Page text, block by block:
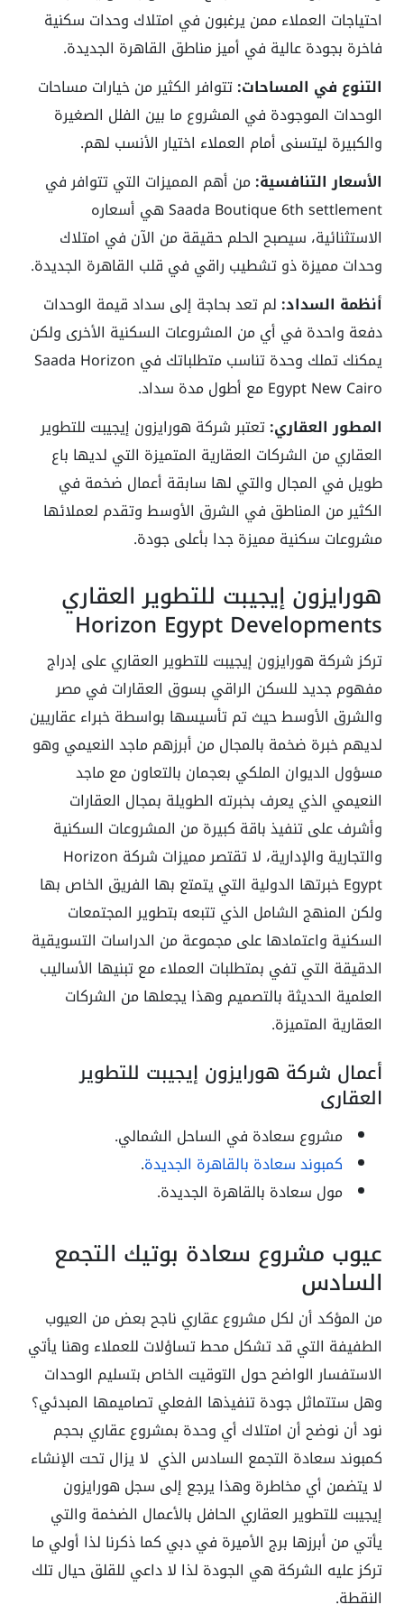
احتياجات العملاء ممن يرغبون في امتلاك وحدات سكنية
فاخرة بجودة عالية في أميز مناطق القاهرة الجديدة.
التنوع في المساحات:تتوافر الكثير من خيارات مساحات
الوحدات الموجودة في المشروع ما بين الفلل الصغيرة
والكبيرة ليتسنى أمام العملاء اختيار الأنسب لهم.
الأسعار التنافسية: من أهم المميزات التي تتوافر في
Saada Boutique 6th settlement هي أسعاره
الاستثنائية، سيصبح الحلم حقيقة من الآن في امتلاك
وحدات مميزة ذو تشطيب راقي في قلب القاهرة الجديدة.
أنظمة السداد: لم تعد بحاجة إلى سداد قيمة الوحدات
دفعة واحدة في أي من المشروعات السكنية الأخرى ولكن
يمكنك تملك وحدة تناسب متطلباتك في Saada Horizon
Egypt New Cairo مع أطول مدة سداد.
المطور العقاري:تعتبر شركة هورايزون إيجيبت للتطوير
العقاري من الشركات العقارية المتميزة التي لديها باع
طويل في المجال والتي لها سابقة أعمال ضخمة في
الكثير من المناطق في الشرق الأوسط وتقدم لعملائها
مشروعات سكنية مميزة جدا بأعلى جودة.
هورايزون إيجيبت للتطوير العقاري
Horizon Egypt Developments
تركز شركة هورايزون إيجيبت للتطوير العقاري على إدراج
مفهوم جديد للسكن الراقي بسوق العقارات في مصر
والشرق الأوسط حيث تم تأسيسها بواسطة خبراء عقاريين
لديهم خبرة ضخمة بالمجال من أبرزهم ماجد النعيمي وهو
مسؤول الديوان الملكي بعجمان بالتعاون مع ماجد
النعيمي الذي يعرف بخبرته الطويلة بمجال العقارات
وأشرف على تنفيذ باقة كبيرة من المشروعات السكنية
والتجارية والإدارية، لا تقتصر مميزات شركة Horizon
Egypt خبرتها الدولية التي يتمتع بها الفريق الخاص بها
ولكن المنهج الشامل الذي تتبعه بتطوير المجتمعات
السكنية واعتمادها على مجموعة من الدراسات التسويقية
الدقيقة التي تفي بمتطلبات العملاء مع تبنيها الأساليب
العلمية الحديثة بالتصميم وهذا يجعلها من الشركات
العقارية المتميزة.
أعمال شركة هورايزون إيجيبت للتطوير
العقاري
مشروع سعادة في الساحل الشمالي.
كمبوند سعادة بالقاهرة الجديدة.
مول سعادة بالقاهرة الجديدة.
عيوب مشروع سعادة بوتيك التجمع
السادس
من المؤكد أن لكل مشروع عقاري ناجح بعض من العيوب
الطفيفة التي قد تشكل محط تساؤلات للعملاء وهنا يأتي
الاستفسار الواضح حول التوقيت الخاص بتسليم الوحدات
وهل ستتماثل جودة تنفيذها الفعلي تصاميمها المبدئي؟
نود أن نوضح أن امتلاك أي وحدة بمشروع عقاري بحجم
كمبوند سعادة التجمع السادس الذي لا يزال تحت الإنشاء
لا يتضمن أي مخاطرة وهذا يرجع إلى سجل هورايزون
إيجيبت للتطوير العقاري الحافل بالأعمال الضخمة والتي
يأتي من أبرزها برج الأميرة في دبي كما ذكرنا لذا أولي ما
تركز عليه الشركة هي الجودة لذا لا داعي للقلق حيال تلك
النقطة.